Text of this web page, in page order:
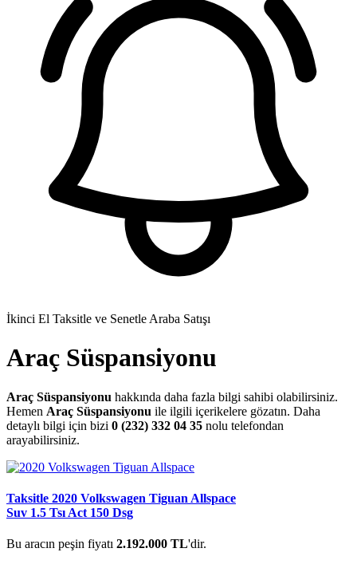
İkinci El Taksitle ve Senetle Araba Satışı
Araç Süspansiyonu
Araç Süspansiyonu hakkında daha fazla bilgi sahibi olabilirsiniz.
Hemen Araç Süspansiyonu ile ilgili içerikelere gözatın. Daha
detaylı bilgi için bizi 0 (232) 332 04 35 nolu telefondan
arayabilirsiniz.
Taksitle 2020 Volkswagen Tiguan Allspace
Suv 1.5 Tsı Act 150 Dsg
Bu aracın peşin fiyatı 2.192.000 TL'dir.